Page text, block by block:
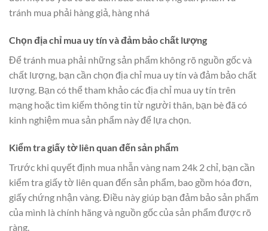
tránh mua phải hàng giả, hàng nhá
Chọn địa chỉ mua uy tín và đảm bảo chất lượng
Để tránh mua phải những sản phẩm không rõ nguồn gốc và
chất lượng, bạn cần chọn địa chỉ mua uy tín và đảm bảo chất
lượng. Bạn có thể tham khảo các địa chỉ mua uy tín trên
mạng hoặc tìm kiếm thông tin từ người thân, bạn bè đã có
kinh nghiệm mua sản phẩm này để lựa chọn.
Kiểm tra giấy tờ liên quan đến sản phẩm
Trước khi quyết định mua nhẫn vàng nam 24k 2 chỉ, bạn cần
kiểm tra giấy tờ liên quan đến sản phẩm, bao gồm hóa đơn,
giấy chứng nhận vàng. Điều này giúp bạn đảm bảo sản phẩm
của mình là chính hãng và nguồn gốc của sản phẩm được rõ
ràng.